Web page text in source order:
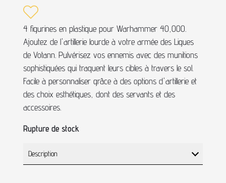
4 figurines en plastique pour Warhammer 40,000.
Ajoutez de l'artillerie lourde à votre armée des Ligues
de Votann. Pulvérisez vos ennemis avec des munitions
sophistiquées qui traquent leurs cibles à travers le sol.
Facile à personnaliser grâce à des options d'artillerie et
des choix esthétiques, dont des servants et des
accessoires.
Rupture de stock
Description